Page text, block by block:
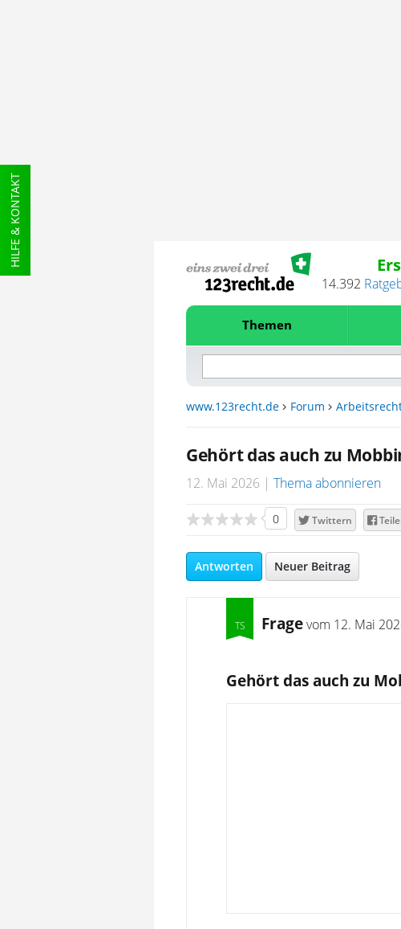
HILFE & KONTAKT
14.392
Themen
www.123recht.de Forum
Gehört das auch zu
12. Mai 2026 Thema abonnieren
0 Twittern
Antworten Neuer Beitrag
Fragevom 12. Mai
Gehört das auch zu